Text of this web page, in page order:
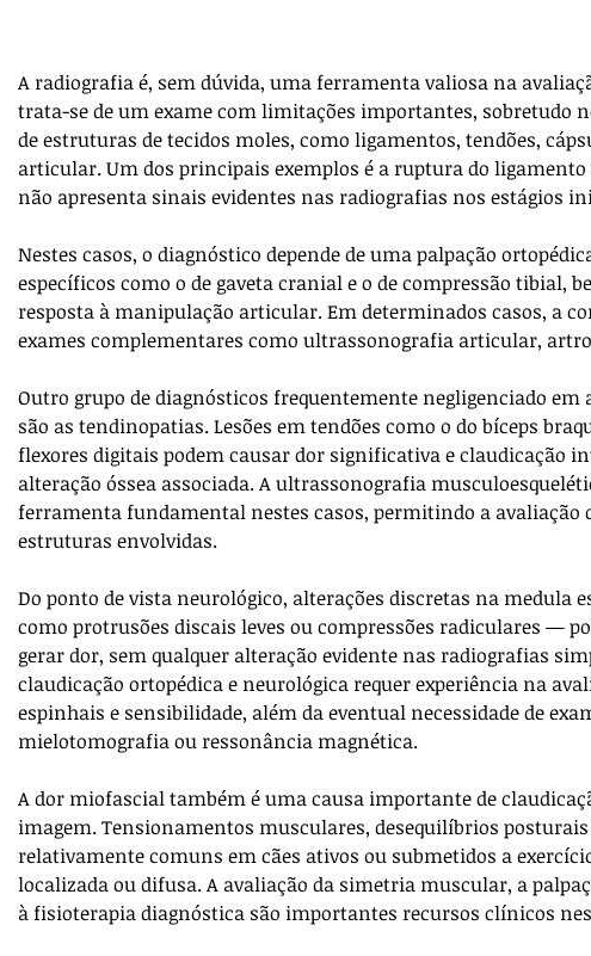
A radiografia é, sem dúvida, uma ferramenta valiosa na
trata-se de um exame com limitações importantes, sobretudo
de estruturas de tecidos moles, como ligamentos, tendões,
articular. Um dos principais exemplos é a ruptura do
não apresenta sinais evidentes nas radiografias nos estágios
Nestes casos, o diagnóstico depende de uma palpação
específicos como o de gaveta cranial e o de compressão tibial,
resposta à manipulação articular. Em determinados casos, a
exames complementares como ultrassonografia articular,
Outro grupo de diagnósticos frequentemente negligenciado
são as tendinopatias. Lesões em tendões como o do bíceps
flexores digitais podem causar dor significativa e claudicação
alteração óssea associada. A ultrassonografia
ferramenta fundamental nestes casos, permitindo a avaliação
estruturas envolvidas.
Do ponto de vista neurológico, alterações discretas na medula
como protrusões discais leves ou compressões radiculares —
gerar dor, sem qualquer alteração evidente nas radiografias
claudicação ortopédica e neurológica requer experiência na
espinhais e sensibilidade, além da eventual necessidade de
mielotomografia ou ressonância magnética.
A dor miofascial também é uma causa importante de
imagem. Tensionamentos musculares, desequilíbrios
relativamente comuns em cães ativos ou submetidos a
localizada ou difusa. A avaliação da simetria muscular, a
à fisioterapia diagnóstica são importantes recursos clínicos